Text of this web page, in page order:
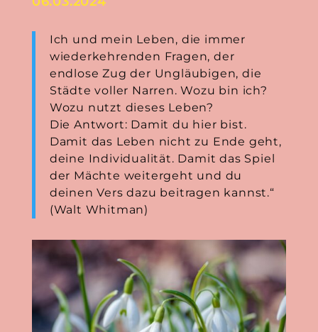
Ich und mein Leben, die immer
wiederkehrenden Fragen, der
endlose Zug der Ungläubigen, die
Städte voller Narren. Wozu bin ich?
Wozu nutzt dieses Leben?
Die Antwort: Damit du hier bist.
Damit das Leben nicht zu Ende geht,
deine Individualität. Damit das Spiel
der Mächte weitergeht und du
deinen Vers dazu beitragen kannst.“
(Walt Whitman)